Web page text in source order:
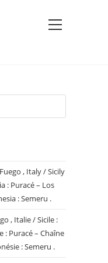
View
, Italy / Sicily
: Puracé – Los
: Semeru .
, Italie / Sicile :
: Puracé – Chaîne
: Semeru .